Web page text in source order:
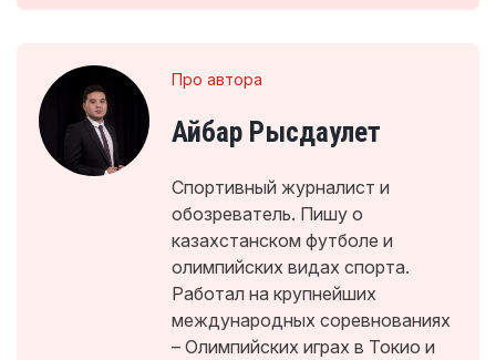
Про автора
Айбар Рысдаулет
Спортивный журналист и
обозреватель. Пишу о
казахстанском футболе и
олимпийских видах спорта.
Работал на крупнейших
международных соревнованиях
– Олимпийских играх в Токио и